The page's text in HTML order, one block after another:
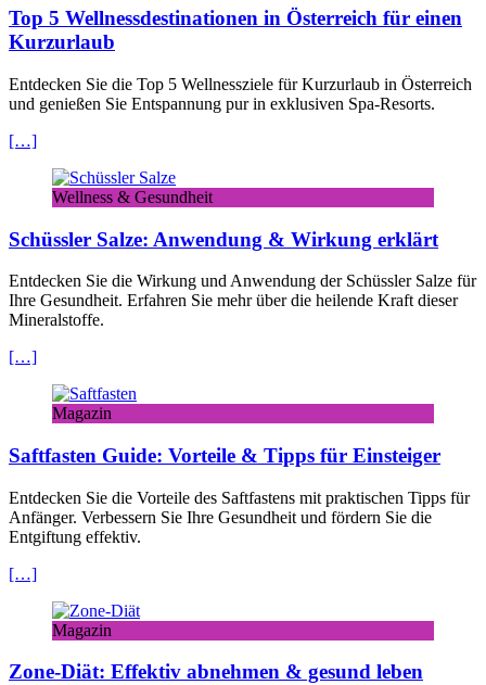
Top 5 Wellnessdestinationen in Österreich für einen
Kurzurlaub
Entdecken Sie die Top 5 Wellnessziele für Kurzurlaub in Österreich
und genießen Sie Entspannung pur in exklusiven Spa-Resorts.
[…]
Wellness & Gesundheit
Schüssler Salze: Anwendung & Wirkung erklärt
Entdecken Sie die Wirkung und Anwendung der Schüssler Salze für
Ihre Gesundheit. Erfahren Sie mehr über die heilende Kraft dieser
Mineralstoffe.
[…]
Magazin
Saftfasten Guide: Vorteile & Tipps für Einsteiger
Entdecken Sie die Vorteile des Saftfastens mit praktischen Tipps für
Anfänger. Verbessern Sie Ihre Gesundheit und fördern Sie die
Entgiftung effektiv.
[…]
Magazin
Zone-Diät: Effektiv abnehmen & gesund leben